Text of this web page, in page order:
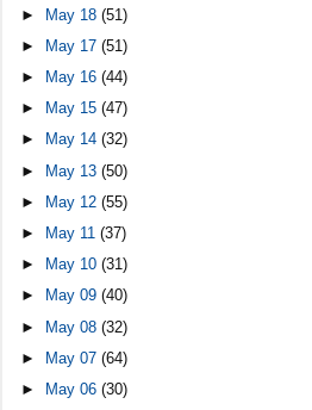
► May 18(51)
►
May 17(51)
►
May 16(44)
►
May 15(47)
►
May 14(32)
► May 13(50)
►
May 12(55)
►
May 11(37)
►
May 10(31)
►
May 09(40)
► May 08(32)
► May 07(64)
►
May 06(30)